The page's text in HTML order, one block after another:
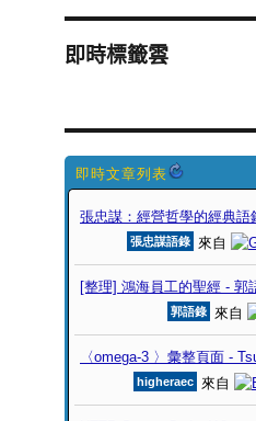
即時標籤雲